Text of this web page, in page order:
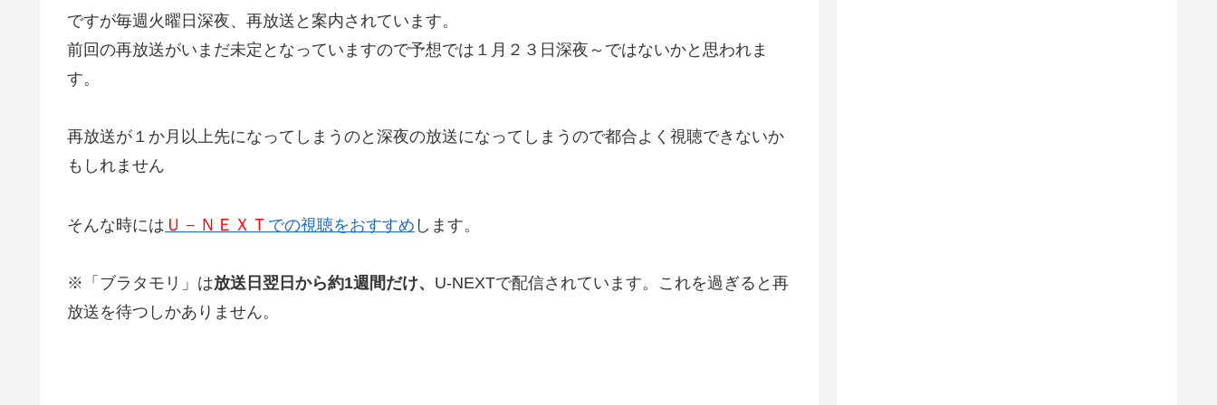
ですが毎週火曜日深夜、再放送と案内されています。
前回の再放送がいまだ未定となっていますので予想では１月２３日深夜～ではないかと思われま
す。
再放送が１か月以上先になってしまうのと深夜の放送になってしまうので都合よく視聴できないか
もしれません
そんな時には Ｕ－ＮＥＸＴ での視聴をおすすめ します。
※「ブラタモリ」は放送日翌日から約1週間だけ、 U-NEXTで配信されています。これを過ぎると再
放送を待つしかありません。